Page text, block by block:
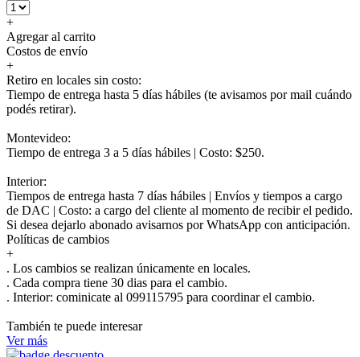
+
Agregar al carrito
Costos de envío
+
Retiro en locales sin costo:
Tiempo de entrega hasta 5 días hábiles (te avisamos por mail cuándo
podés retirar).
Montevideo:
Tiempo de entrega 3 a 5 días hábiles | Costo: $250.
Interior:
Tiempos de entrega hasta 7 días hábiles | Envíos y tiempos a cargo
de DAC | Costo: a cargo del cliente al momento de recibir el pedido.
Si desea dejarlo abonado avisarnos por WhatsApp con anticipación.
Políticas de cambios
+
. Los cambios se realizan únicamente en locales.
. Cada compra tiene 30 dias para el cambio.
. Interior: cominicate al 099115795 para coordinar el cambio.
También te puede interesar
Ver más